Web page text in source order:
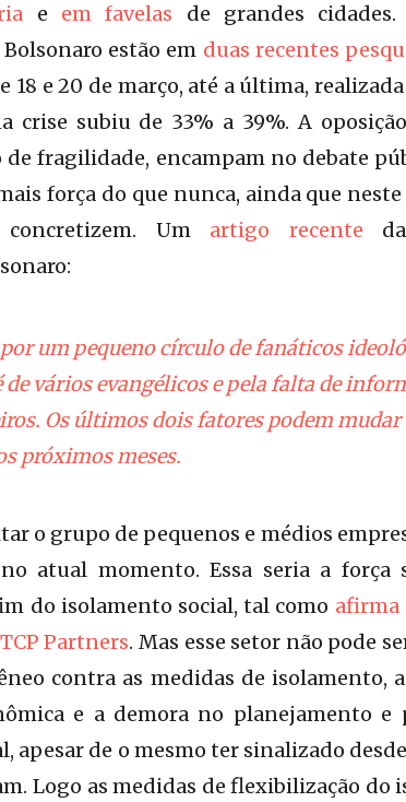
e em favelas de grandes cidades.
estão em duas recentes
e 20 de março, até a última, realizada
crise subiu de 33% a 39%. A
fragilidade, encampam no debate
força do que nunca, ainda que
Um artigo recente
um pequeno círculo de fanáticos
vários evangélicos e pela falta de
Os últimos dois fatores podem
próximos meses.
o grupo de pequenos e médios
atual momento. Essa seria a força
do isolamento social, tal como afirma
Partners. Mas esse setor não pode
contra as medidas de isolamento,
e a demora no planejamento e
apesar de o mesmo ter sinalizado
Logo as medidas de flexibilização do